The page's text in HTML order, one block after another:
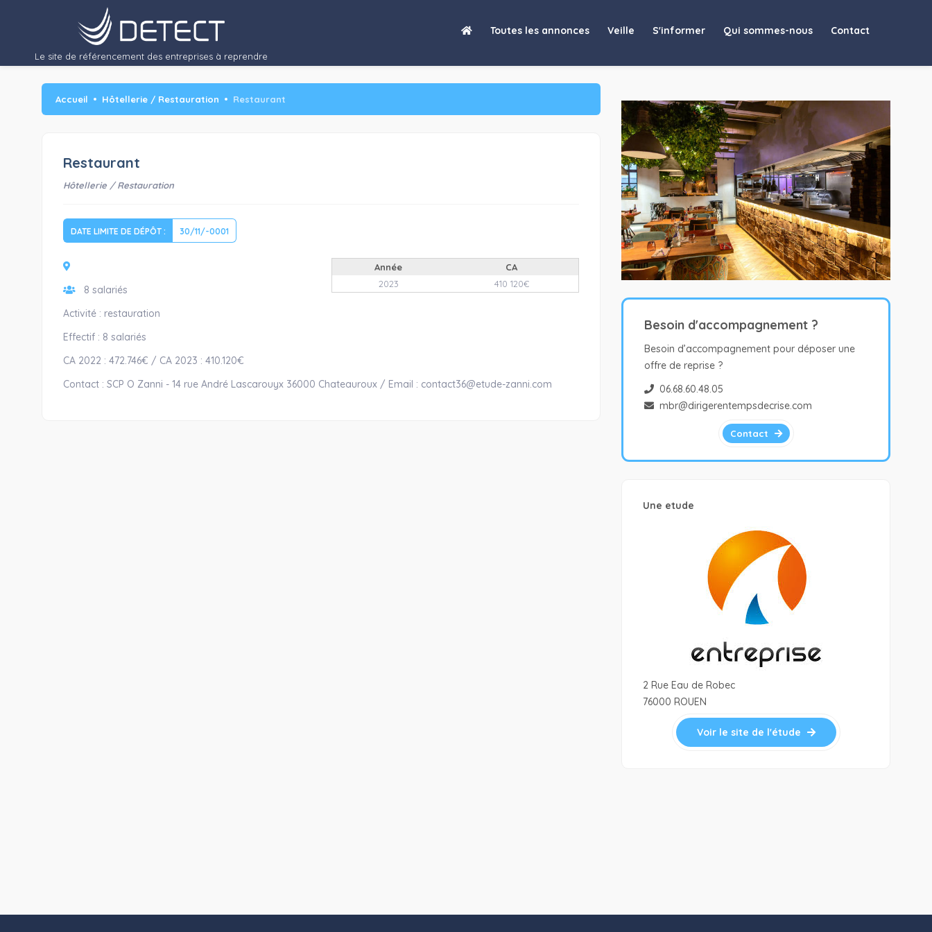
Le site de référencement des entreprises à reprendre
Toutes les annonces Veille S'informer Qui sommes-nous Contact
Accueil Hôtellerie / Restauration Restaurant
Restaurant
Hôtellerie / Restauration
DATE LIMITE DE DÉPÔT : 30/11/-0001
8 salariés
Année
CA
2023
410 120€
Activité : restauration
Effectif : 8 salariés
CA 2022 : 472.746€ / CA 2023 : 410.120€
Contact : SCP O Zanni - 14 rue André Lascarouyx 36000 Chateauroux / Email : contact36@etude-zanni.com
Besoin d'accompagnement ?
Besoin d’accompagnement pour déposer une
offre de reprise ?
06.68.60.48.05
mbr@dirigerentempsdecrise.com
Contact
Une etude
2 Rue Eau de Robec
76000 ROUEN
Voir le site de l'étude